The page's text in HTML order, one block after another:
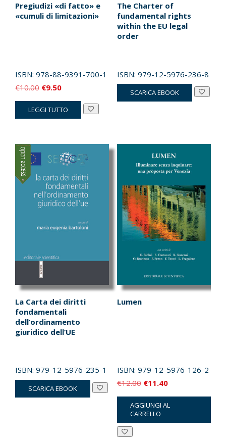
Pregiudizi «di fatto» e
«cumuli di limitazioni»
ISBN: 978-88-9391-700-1
€10.00 Il
prezzo
originale
€9.50Il
prezzo
attuale
LEGGI TUTTO
The Charter of
fundamental rights
within the EU legal
order
ISBN: 979-12-5976-236-8
SCARICA EBOOK
La Carta dei diritti
fondamentali
dell’ordinamento
giuridico dell’UE
ISBN: 979-12-5976-235-1
SCARICA EBOOK
Lumen
ISBN: 979-12-5976-126-2
€12.00 Il
prezzo
originale
era:
€11.40Il
prezzo
attuale
è:
AGGIUNGI AL
CARRELLO